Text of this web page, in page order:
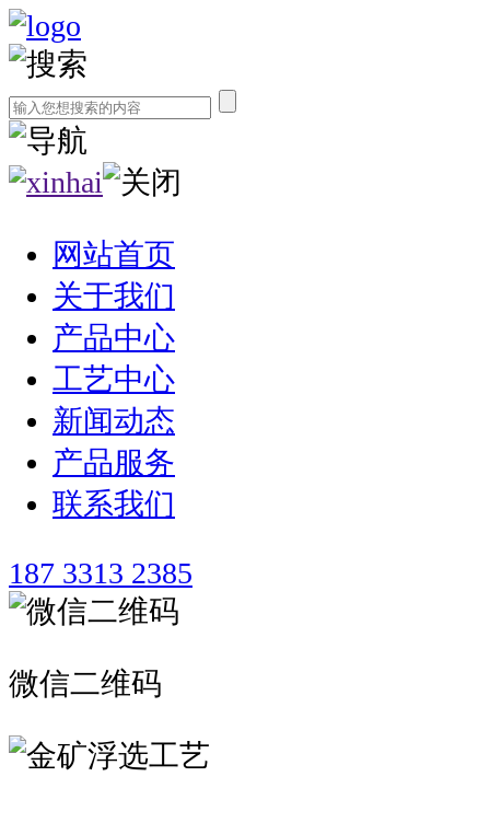
网站首页
关于我们
产品中心
工艺中心
新闻动态
产品服务
联系我们
187 3313 2385
微信二维码